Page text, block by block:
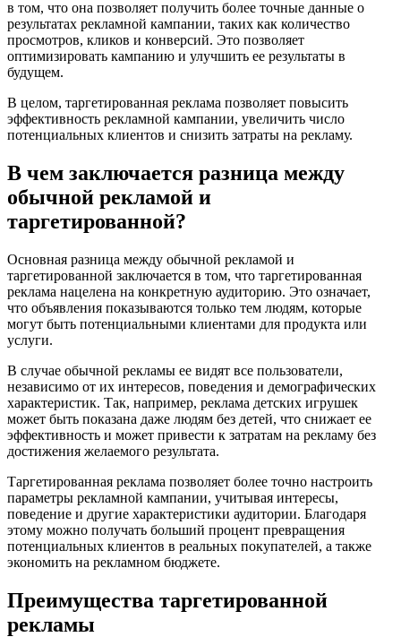
в том, что она позволяет получить более точные данные о
результатах рекламной кампании, таких как количество
просмотров, кликов и конверсий. Это позволяет
оптимизировать кампанию и улучшить ее результаты в
будущем.
В целом, таргетированная реклама позволяет повысить
эффективность рекламной кампании, увеличить число
потенциальных клиентов и снизить затраты на рекламу.
В чем заключается разница между
обычной рекламой и
таргетированной?
Основная разница между обычной рекламой и
таргетированной заключается в том, что таргетированная
реклама нацелена на конкретную аудиторию. Это означает,
что объявления показываются только тем людям, которые
могут быть потенциальными клиентами для продукта или
услуги.
В случае обычной рекламы ее видят все пользователи,
независимо от их интересов, поведения и демографических
характеристик. Так, например, реклама детских игрушек
может быть показана даже людям без детей, что снижает ее
эффективность и может привести к затратам на рекламу без
достижения желаемого результата.
Таргетированная реклама позволяет более точно настроить
параметры рекламной кампании, учитывая интересы,
поведение и другие характеристики аудитории. Благодаря
этому можно получать больший процент превращения
потенциальных клиентов в реальных покупателей, а также
экономить на рекламном бюджете.
Преимущества таргетированной
рекламы